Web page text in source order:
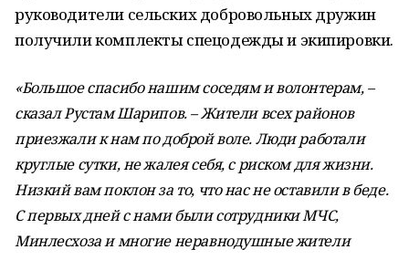
руководители сельских добровольных дружин
получили комплекты спецодежды и экипировки.
«Большое спасибо нашим соседям и волонтерам, –
сказал Рустам Шарипов. – Жители всех районов
приезжали к нам по доброй воле. Люди работали
круглые сутки, не жалея себя, с риском для жизни.
Низкий вам поклон за то, что нас не оставили в беде.
С первых дней с нами были сотрудники МЧС,
Минлесхоза и многие неравнодушные жители